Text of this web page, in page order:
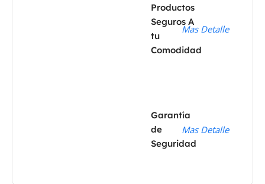
Productos
Seguros A
tu
Comodidad
Mas Detalle
Garantía
de
Seguridad
Mas Detalle